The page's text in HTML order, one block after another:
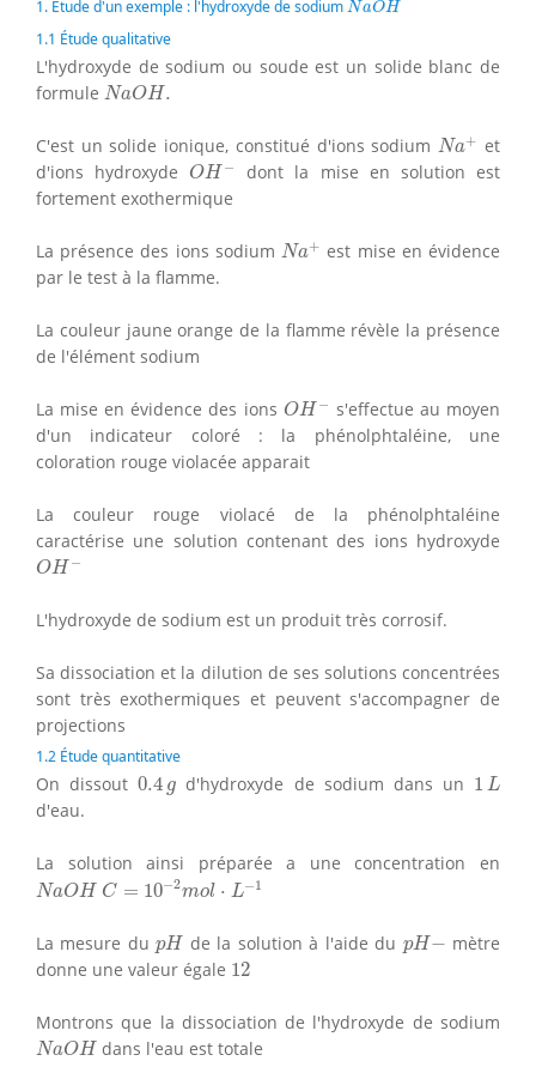
1. Étude d'un exemple : l'hydroxyde de sodium NaOH
1.1 Étude qualitative
L'hydroxyde de sodium ou soude est un solide blanc de
formule NaOH.
NaOH.
C'est un solide ionique, constitué d'ions sodiumNa+
Na+ et
d'ions hydroxyde
OH −
OH−
dont la mise en solution est
fortement exothermique
La présence des ions sodium Na+
Na+ est mise en évidence
par le test à la flamme.
La couleur jaune orange de la flamme révèle la présence
de l'élément sodium
La mise en évidence des ions OH −
OH− s'effectue au moyen
d'un indicateur coloré : la phénolphtaléine, une
coloration rouge violacée apparait
La couleur rouge violacé de la phénolphtaléine
caractérise une solution contenant des ions hydroxyde
OH −
OH−
L'hydroxyde de sodium est un produit très corrosif.
Sa dissociation et la dilution de ses solutions concentrées
sont très exothermiques et peuvent s'accompagner de
projections
1.2 Étude quantitative
On dissout0.4 g
0.4 g d'hydroxyde de sodium dans un 1 L
1 L
d'eau.
La solution ainsi préparée a une concentration en
NaOH
NaOH C = 10−2mol ⋅ L−1
C=10−2m ol⋅L−1
La mesure dupH
pH de la solution à l'aide du pH−
pH−
mètre
donne une valeur égale 12
12
Montrons que la dissociation de l'hydroxyde de sodium
NaOH
NaOH dans l'eau est totale